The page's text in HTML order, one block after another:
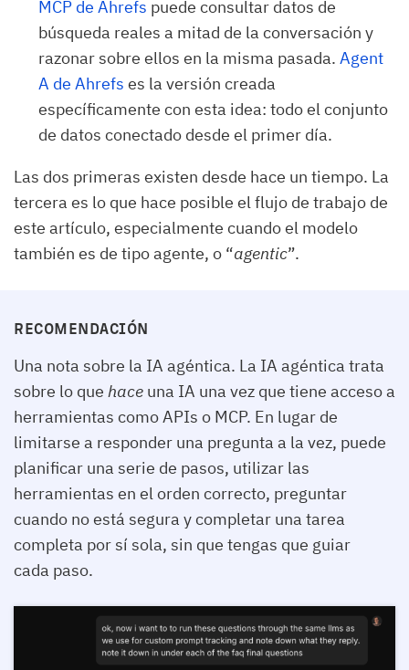
MCP de Ahrefs puede consultar datos de
búsqueda reales a mitad de la conversación y
razonar sobre ellos en la misma pasada. Agent
A de Ahrefs es la versión creada
específicamente con esta idea: todo el conjunto
de datos conectado desde el primer día.
Las dos primeras existen desde hace un tiempo. La
tercera es lo que hace posible el flujo de trabajo de
este artículo, especialmente cuando el modelo
también es de tipo agente, o “agentic”.
RECOMENDACIÓN
Una nota sobre la IA agéntica. La IA agéntica trata
sobre lo que hace una IA una vez que tiene acceso a
herramientas como APIs o MCP. En lugar de
limitarse a responder una pregunta a la vez, puede
planificar una serie de pasos, utilizar las
herramientas en el orden correcto, preguntar
cuando no está segura y completar una tarea
completa por sí sola, sin que tengas que guiar
cada paso.